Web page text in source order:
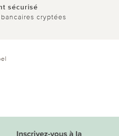
sécurisé
cryptées